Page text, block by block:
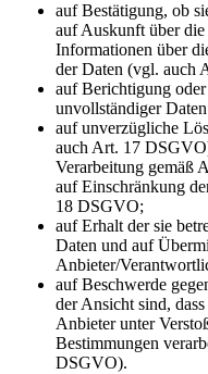
auf Bestätigung, ob
auf Auskunft über
Informationen über
der Daten (vgl. auch
auf Berichtigung
unvollständiger
auf unverzügliche
auch Art. 17
Verarbeitung gemäß
auf Einschränkung
18 DSGVO;
auf Erhalt der sie
Daten und auf
Anbieter/
auf Beschwerde
der Ansicht sind,
Anbieter unter
Bestimmungen
DSGVO).